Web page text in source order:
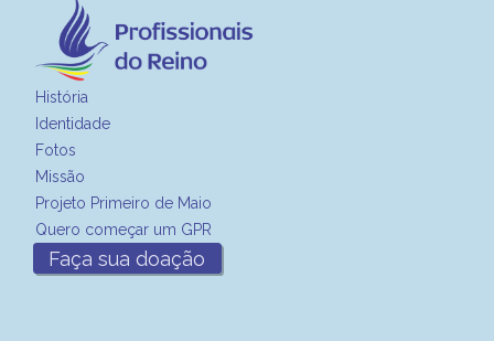
História
Identidade
Fotos
Missão
Projeto Primeiro de Maio
Quero começar um GPR
Faça sua doação